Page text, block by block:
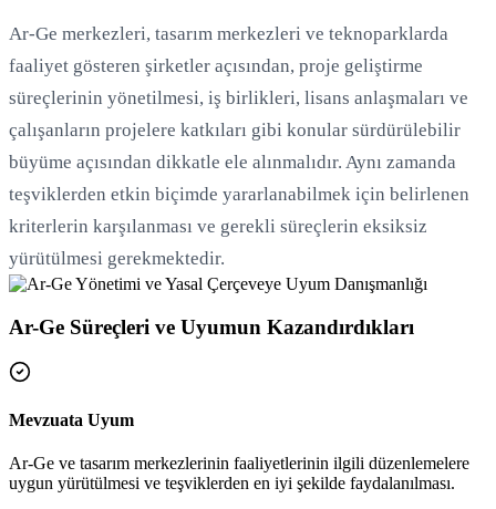
Ar-Ge merkezleri, tasarım merkezleri ve teknoparklarda
faaliyet gösteren şirketler açısından, proje geliştirme
süreçlerinin yönetilmesi, iş birlikleri, lisans anlaşmaları ve
çalışanların projelere katkıları gibi konular sürdürülebilir
büyüme açısından dikkatle ele alınmalıdır. Aynı zamanda
teşviklerden etkin biçimde yararlanabilmek için belirlenen
kriterlerin karşılanması ve gerekli süreçlerin eksiksiz
yürütülmesi gerekmektedir.
Ar-Ge Süreçleri ve Uyumun Kazandırdıkları
Mevzuata Uyum
Ar-Ge ve tasarım merkezlerinin faaliyetlerinin ilgili düzenlemelere
uygun yürütülmesi ve teşviklerden en iyi şekilde faydalanılması.